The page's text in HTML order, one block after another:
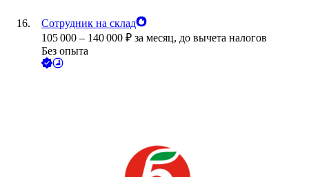
Сотрудник на склад
105 000 – 140 000 ₽ за месяц, до вычета налогов
Без опыта